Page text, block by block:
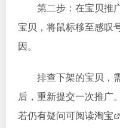
第二步：在宝贝推
宝贝，将鼠标移至感叹
因。
排查下架的宝贝，
后，重新提交一次推广
若仍有疑问可阅读淘宝